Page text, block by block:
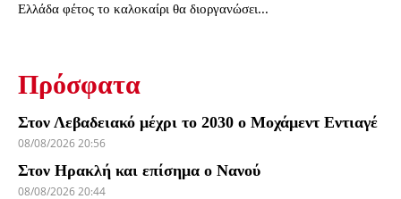
Ελλάδα φέτος το καλοκαίρι θα διοργανώσει...
Πρόσφατα
Στον Λεβαδειακό μέχρι το 2030 ο Μοχάμεντ Εντιαγέ
08/08/2026 20:56
Στον Ηρακλή και επίσημα ο Νανού
08/08/2026 20:44